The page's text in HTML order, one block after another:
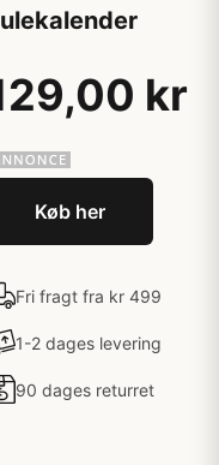
kr
Køb her
Fri fragt fra kr 499
1-2 dages levering
90 dages returret